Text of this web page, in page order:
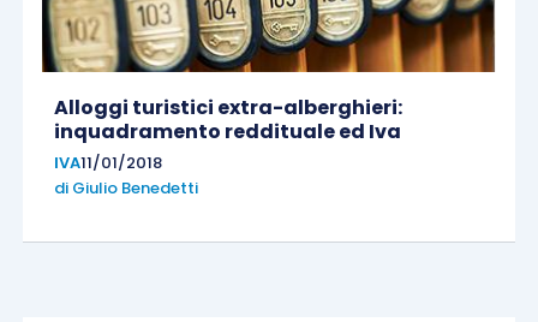
Alloggi turistici extra-alberghieri:
inquadramento reddituale ed Iva
IVA11/01/2018
di Giulio Benedetti